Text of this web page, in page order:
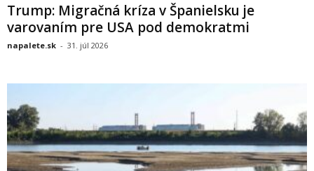
Trump: Migračná kríza v Španielsku je
varovaním pre USA pod demokratmi
napalete.sk - 31. júl 2026